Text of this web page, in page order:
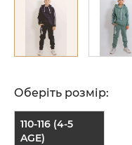
Оберіть розмір:
110-116 (4-5
AGE)